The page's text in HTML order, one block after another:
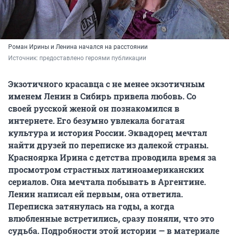
Роман Ирины и Ленина начался на расстоянии
Источник: предоставлено героями публикации
Экзотичного красавца с не менее экзотичным
именем Ленин в Сибирь привела любовь. Со
своей русской женой он познакомился в
интернете. Его безумно увлекала богатая
культура и история России. Эквадорец мечтал
найти друзей по переписке из далекой страны.
Красноярка Ирина с детства проводила время за
просмотром страстных латиноамериканских
сериалов. Она мечтала побывать в Аргентине.
Ленин написал ей первым, она ответила.
Переписка затянулась на годы, а когда
влюбленные встретились, сразу поняли, что это
судьба. Подробности этой истории — в материале